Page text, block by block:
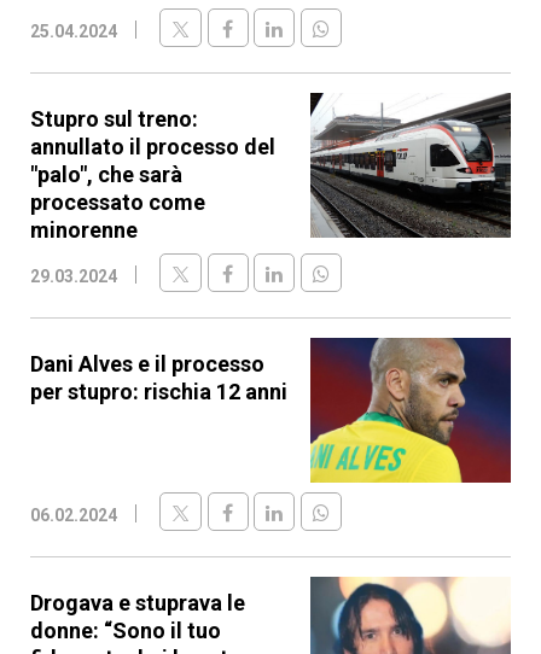
25.04.2024
Stupro sul treno:
annullato il processo del
"palo", che sarà
processato come
minorenne
29.03.2024
Dani Alves e il processo
per stupro: rischia 12 anni
06.02.2024
Drogava e stuprava le
donne: “Sono il tuo